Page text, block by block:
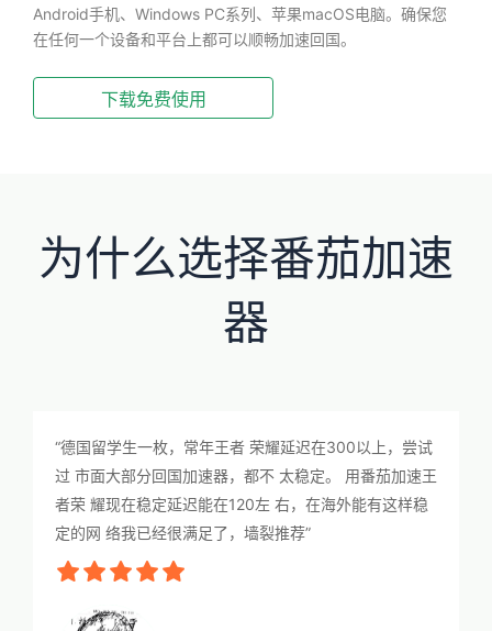
Android手机、Windows PC系列、苹果macOS电脑。确保您
在任何一个设备和平台上都可以顺畅加速回国。
下载免费使用
为什么选择番茄加速
器
“德国留学生一枚，常年王者 荣耀延迟在300以上，尝试
过 市面大部分回国加速器，都不 太稳定。 用番茄加速王
者荣 耀现在稳定延迟能在120左 右，在海外能有这样稳
定的网 络我已经很满足了，墙裂推荐”